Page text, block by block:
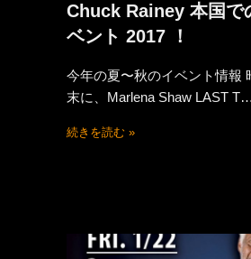
Chuck Rainey 本国で
ベント 2017 ！
今年の夏〜秋のイベント情報
末に、Marlena Shaw LAST T…
続きを読む »